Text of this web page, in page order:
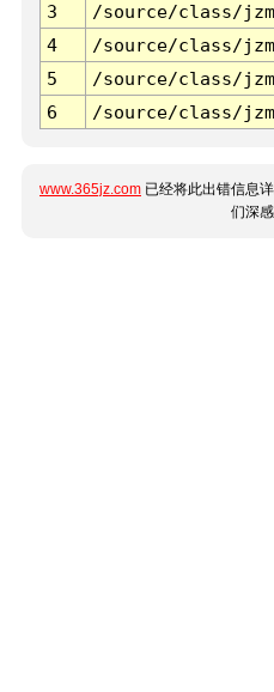
3 /source/class/
4
/source/class/
5
/source/class/
6
/source/class/
www.365jz.com 已经将此出错信息
们深